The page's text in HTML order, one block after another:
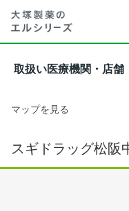
取扱い医療機関・店舗
マップを見る
スギドラッグ松阪